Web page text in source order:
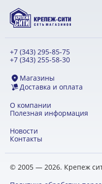
+7 (343) 295-85-75
+7 (343) 255-58-30
Магазины
Доставка и оплата
О компании
Полезная информация
Новости
Контакты
© 2005 — 2026. Крепеж